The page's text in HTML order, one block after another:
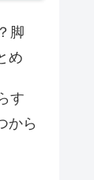
脚
め
す
から